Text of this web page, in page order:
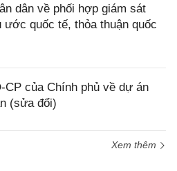
dân về phối hợp giám sát
quốc tế, thỏa thuận quốc
CP của Chính phủ về dự án
(sửa đổi)
Xem thêm